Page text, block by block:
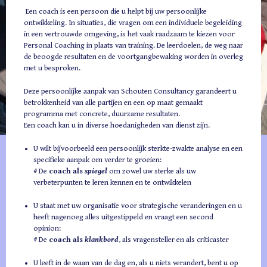
Teamtraining
Teamcoaching
Over ons
Rendement
Deelnemers aan het woord
Een coach is een persoon die u helpt bij uw persoonlijke
ontwikkeling. In situaties, die vragen om een individuele begeleiding
in een vertrouwde omgeving, is het vaak raadzaam te kiezen voor
Personal Coaching in plaats van training. De leerdoelen, de weg naar
de beoogde resultaten en de voortgangbewaking worden in overleg
met u besproken.
Deze persoonlijke aanpak van Schouten Consultancy garandeert u
betrokkenheid van alle partijen en een op maat gemaakt
programma met concrete, duurzame resultaten.
Een coach kan u in diverse hoedanigheden van dienst zijn.
U wilt bijvoorbeeld een persoonlijk sterkte-zwakte analyse en een
specifieke aanpak om verder te groeien:
# De coach als spiegel om zowel uw sterke als uw
verbeterpunten te leren kennen en te ontwikkelen
U staat met uw organisatie voor strategische veranderingen en u
heeft nagenoeg alles uitgestippeld en vraagt een second
opinion:
# De coach als klankbord, als vragensteller en als criticaster
U leeft in de waan van de dag en, als u niets verandert, bent u op